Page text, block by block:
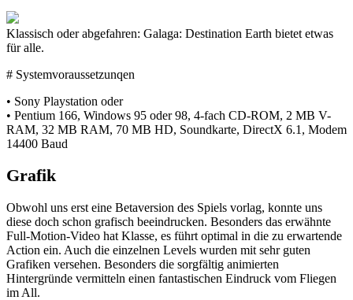
Klassisch oder abgefahren: Galaga: Destination Earth bietet etwas
für alle.
# Systemvoraussetzunqen
• Sony Playstation oder
• Pentium 166, Windows 95 oder 98, 4-fach CD-ROM, 2 MB V-
RAM, 32 MB RAM, 70 MB HD, Soundkarte, DirectX 6.1, Modem
14400 Baud
Grafik
Obwohl uns erst eine Betaversion des Spiels vorlag, konnte uns
diese doch schon grafisch beeindrucken. Besonders das erwähnte
Full-Motion-Video hat Klasse, es führt optimal in die zu erwartende
Action ein. Auch die einzelnen Levels wurden mit sehr guten
Grafiken versehen. Besonders die sorgfältig animierten
Hintergründe vermitteln einen fantastischen Eindruck vom Fliegen
im All.